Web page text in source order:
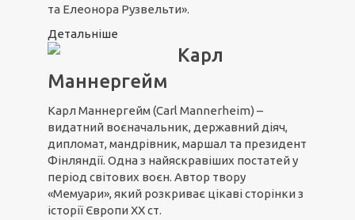
та Елеонора Рузвельти».
Детальніше
Карл
Маннергейм
Карл Маннергейм (Carl Mannerheim) –
видатний воєначальник, державний діяч,
дипломат, мандрівник, маршал та президент
Фінляндії. Одна з найяскравіших постатей у
період світових воєн. Автор твору
«Мемуари», який розкриває цікаві сторінки з
історії Європи XX ст.